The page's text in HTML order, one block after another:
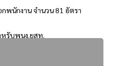
พนักงาน จำนวน 81 อัตรา
หรับพนง.ยสท.